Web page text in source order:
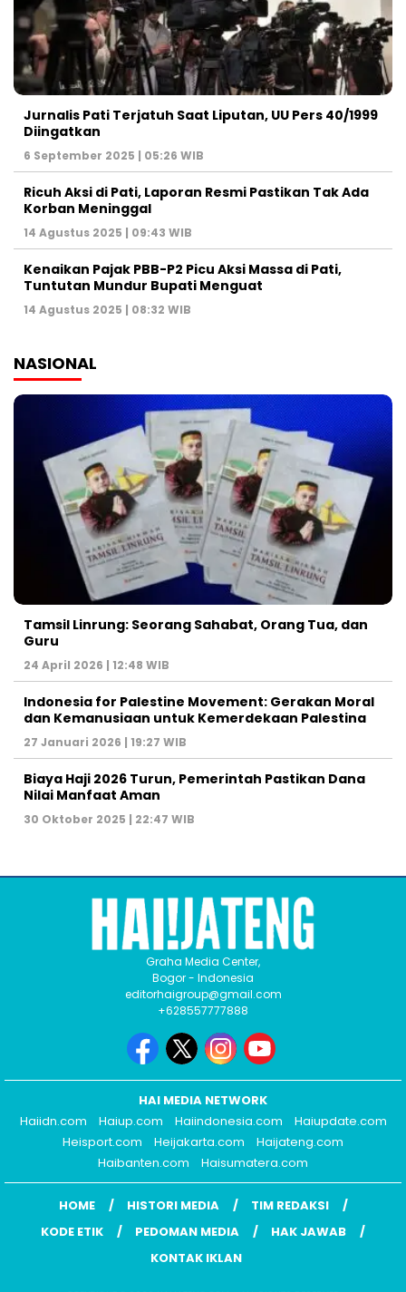
Jurnalis Pati Terjatuh Saat Liputan, UU Pers 40/1999
Diingatkan
6 September 2025 | 05:26 WIB
Ricuh Aksi di Pati, Laporan Resmi Pastikan Tak Ada
Korban Meninggal
14 Agustus 2025 | 09:43 WIB
Kenaikan Pajak PBB-P2 Picu Aksi Massa di Pati,
Tuntutan Mundur Bupati Menguat
14 Agustus 2025 | 08:32 WIB
NASIONAL
Tamsil Linrung: Seorang Sahabat, Orang Tua, dan
Guru
24 April 2026 | 12:48 WIB
Indonesia for Palestine Movement: Gerakan Moral
dan Kemanusiaan untuk Kemerdekaan Palestina
27 Januari 2026 | 19:27 WIB
Biaya Haji 2026 Turun, Pemerintah Pastikan Dana
Nilai Manfaat Aman
30 Oktober 2025 | 22:47 WIB
Graha Media Center,
Bogor - Indonesia
editorhaigroup@gmail.com
+628557777888
HAI MEDIA NETWORK
Haiidn.com
Haiup.com Haiindonesia.com
Haiupdate.com
Heisport.com
Heijakarta.com
Haijateng.com
Haibanten.com
Haisumatera.com
HOME HISTORI MEDIA
TIM REDAKSI
KODE ETIK
PEDOMAN MEDIA
HAK JAWAB
KONTAK IKLAN